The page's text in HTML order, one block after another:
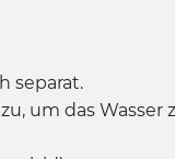
separat.
um das Wasser